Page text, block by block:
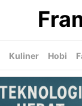
Kuliner Hobi